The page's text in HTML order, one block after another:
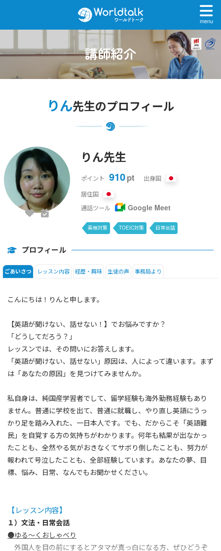
menu
講師紹介
りん先生のプロフィール
りん先生
ポイント 910pt
出身国
居住国
通話ツール
Google Meet
英検対策 TOEIC対策 日常会話
プロフィール
ごあいさつ レッスン内容 経歴・興味 生徒の声 事務局より
こんにちは！りんと申します。
【英語が聞けない、話せない！】でお悩みですか？
「どうしてだろう？」
レッスンでは、その問いにお答えします。
「英語が聞けない、話せない」原因は、人によって違います。まず
は「あなたの原因」を見つけてみませんか。
私自身は、純国産学習者でして、留学経験も海外勤務経験もあり
ません。普通に学校を出て、普通に就職し、やり直し英語にうっ
かり足を踏み入れた、一日本人です。でも、だからこそ「英語難
民」を自覚する方の気持ちがわかります。何年も結果が出なかっ
たことも、全然やる気がおきなくてサボり倒したことも、努力が
報われて号泣したことも、全部経験しています。あなたの夢、目
標、悩み、日常、なんでもお聞かせください。
【レッスン内容】
１）文法・日常会話
●ゆる～くおしゃべり
外国人を目の前にするとアタマが真っ白になる方、ぜひどうぞ